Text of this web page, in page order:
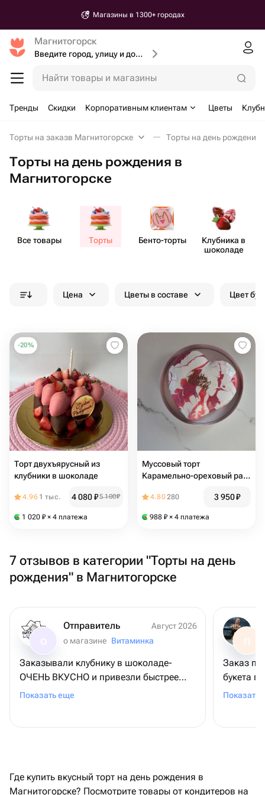
Магазины в 1300+ городах
Магнитогорск
Введите город, улицу и дом доставки
Найти товары и магазины
Тренды Скидки Корпоративным клиентам Цветы
Торты на заказв Магнитогорске Торты на день рождения
Торты на день рождения в
Магнитогорске
Все товары Торты Бенто​-торты
Клубника в
шоколаде
Цена Цветы в составе Цвет
-20%
Торт двухъярусный из
клубники в шоколаде
4.96 1 тыс. 4 080₽5 100₽
1 020 ₽ × 4 платежа
Муссовый торт
Карамельно-ореховый раф
4.80280 3 950₽
988 ₽ × 4 платежа
7 отзывов в категории "Торты на день
рождения" в Магнитогорске
Отправитель
Август 2026
о магазине Витаминка
Заказывали клубнику в шоколаде-
ОЧЕНЬ ВКУСНО и привезли быстрее
чем показывало
Показать еще
П
Заказ
букета
по
Показать
Где купить вкусный торт на день рождения в
Магнитогорске? Посмотрите товары от кондитеров на